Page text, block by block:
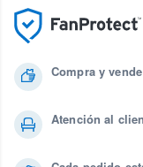
Compra y
Atención al